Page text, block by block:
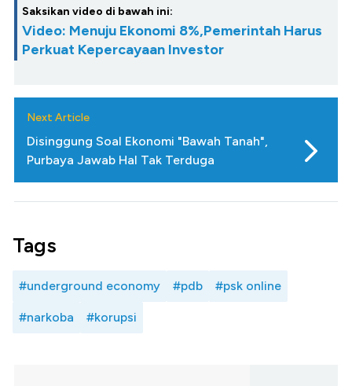
Saksikan video di bawah ini:
Video: Menuju Ekonomi 8%,Pemerintah Harus
Perkuat Kepercayaan Investor
Next Article
Disinggung Soal Ekonomi "Bawah Tanah",
Purbaya Jawab Hal Tak Terduga
Tags
#underground economy #pdb #psk online
#narkoba #korupsi